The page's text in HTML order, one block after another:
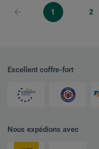
1 2
Excellent coffre-fort
Nous expédions avec